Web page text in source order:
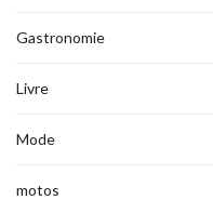
Gastronomie
Livre
Mode
motos